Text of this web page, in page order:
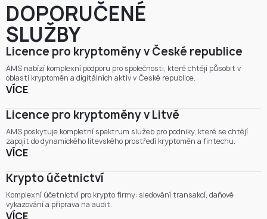
DOPORUČENÉ
SLUŽBY
Licence pro kryptoměny v České republice
AMS nabízí komplexní podporu pro společnosti, které chtějí působit v
oblasti kryptoměn a digitálních aktiv v České republice.
VÍCE
Licence pro kryptoměny v Litvě
AMS poskytuje kompletní spektrum služeb pro podniky, které se chtějí
zapojit do dynamického litevského prostředí kryptoměn a fintechu.
VÍCE
Krypto účetnictví
Komplexní účetnictví pro krypto firmy: sledování transakcí, daňové
vykazování a příprava na audit.
VÍCE